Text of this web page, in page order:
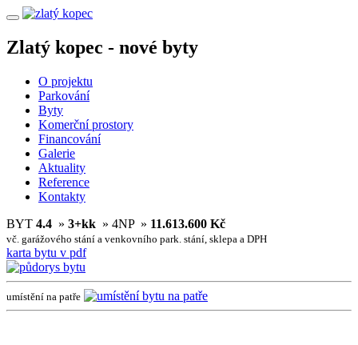
Zlatý kopec - nové byty
O projektu
Parkování
Byty
Komerční prostory
Financování
Galerie
Aktuality
Reference
Kontakty
BYT 4.4 » 3+kk » 4NP » 11.613.600 Kč
vč. garážového stání a venkovního park. stání, sklepa a DPH
karta bytu v pdf
umístění na patře